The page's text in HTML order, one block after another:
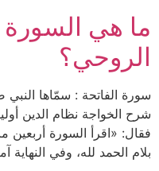
ما هي السورة
الروحي؟
سورة الفاتحة : سمّاها
شرح الخواجة نظام الدين
فقال: «اقرأ السورة
بلام الحمد لله، وفي